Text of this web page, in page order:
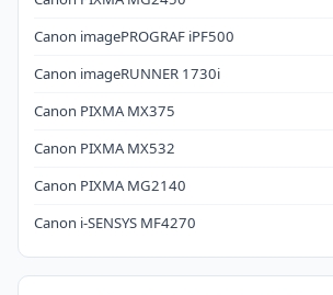
Canon imagePROGRAF iPF500
Canon imageRUNNER 1730i
Canon PIXMA MX375
Canon PIXMA MX532
Canon PIXMA MG2140
Canon i-SENSYS MF4270